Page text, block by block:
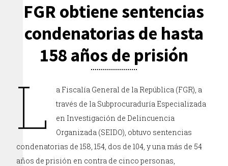
FGR obtiene sentencias
condenatorias de hasta
158 años de prisión
L
a Fiscalía General de la República (FGR), a
través de la Subprocuraduría Especializada
en Investigación de Delincuencia
Organizada (SEIDO), obtuvo sentencias
condenatorias de 158, 154, dos de 104, y una más de 54
años de prisión en contra de cinco personas,